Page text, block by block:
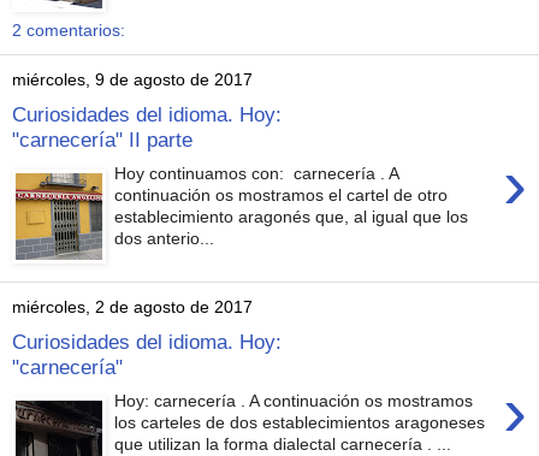
2 comentarios:
miércoles, 9 de agosto de 2017
Curiosidades del idioma. Hoy:
"carnecería" II parte
›
Hoy continuamos con: carnecería . A
continuación os mostramos el cartel de otro
establecimiento aragonés que, al igual que los
dos anterio...
miércoles, 2 de agosto de 2017
Curiosidades del idioma. Hoy:
"carnecería"
›
Hoy: carnecería . A continuación os mostramos
los carteles de dos establecimientos aragoneses
que utilizan la forma dialectal carnecería . ...